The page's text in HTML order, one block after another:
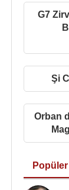
G7
Şi
Orban
Popüler